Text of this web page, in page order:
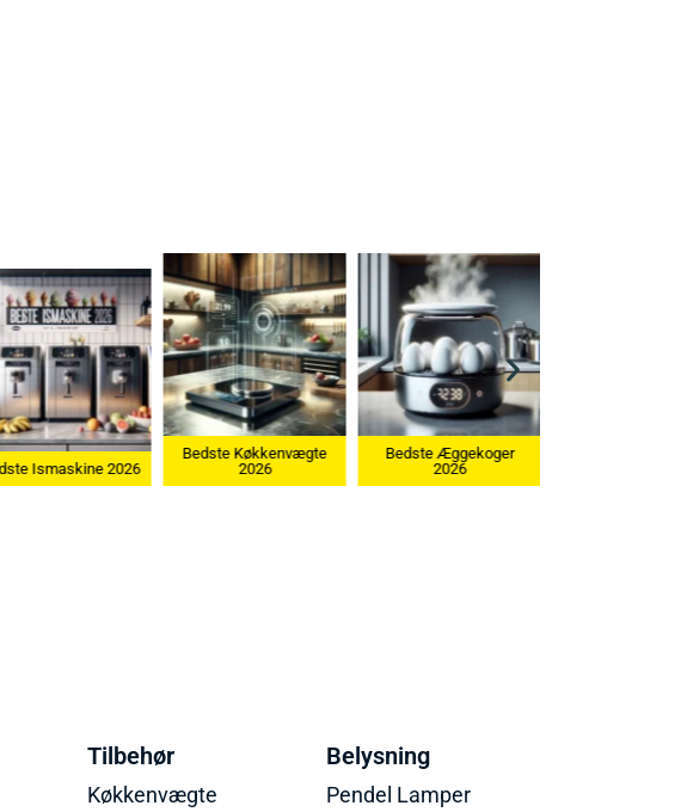
Køkkenvægte
2026
Bedste Æggekoger
2026
Bedste Ismaskine 2026
Tilbehør
Køkkenvægte
Belysning
Pendel Lamper